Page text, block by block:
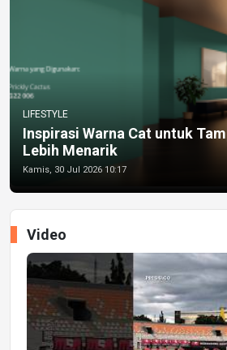
LIFESTYLE
Inspirasi Warna Cat untuk
Lebih Menarik
Kamis, 30 Jul 2026 10:17
Video